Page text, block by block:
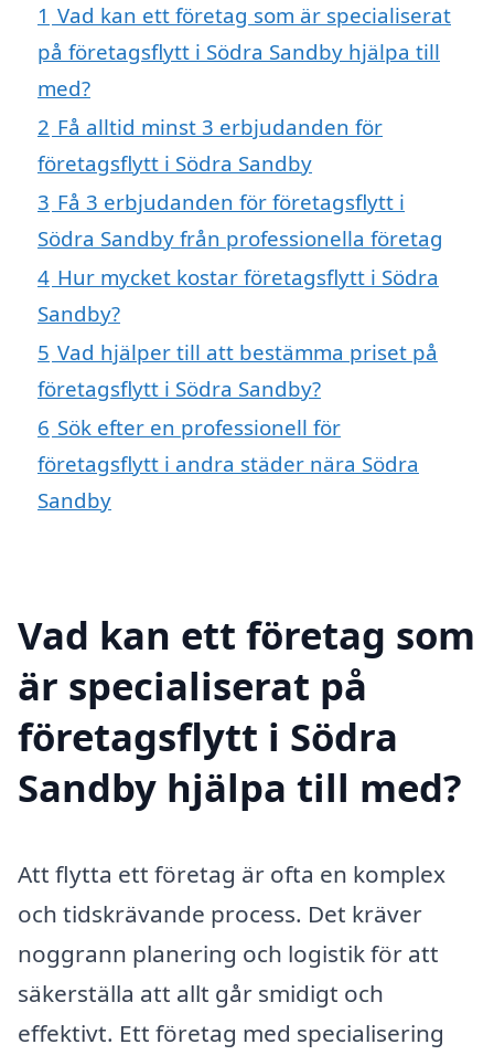
1 Vad kan ett företag som är specialiserat
på företagsflytt i Södra Sandby hjälpa till
med?
2 Få alltid minst 3 erbjudanden för
företagsflytt i Södra Sandby
3 Få 3 erbjudanden för företagsflytt i
Södra Sandby från professionella företag
4 Hur mycket kostar företagsflytt i Södra
Sandby?
5 Vad hjälper till att bestämma priset på
företagsflytt i Södra Sandby?
6 Sök efter en professionell för
företagsflytt i andra städer nära Södra
Sandby
Vad kan ett företag som
är specialiserat på
företagsflytt i Södra
Sandby hjälpa till med?
Att flytta ett företag är ofta en komplex
och tidskrävande process. Det kräver
noggrann planering och logistik för att
säkerställa att allt går smidigt och
effektivt. Ett företag med specialisering